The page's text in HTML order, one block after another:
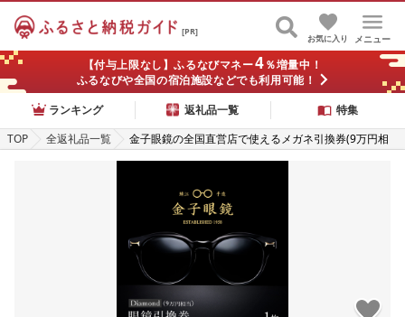
[PR]
メニュー
お気に入り
【付与上限なし】ふるなびマネー4％増量中！
ふるなびや全国の宿泊施設などでも利用可能！
ランキング
返礼品一覧
特集
TOP
全返礼品一覧
金子眼鏡の全国直営店で使えるメガネ引換券(9万円相
当) Diamond 鯖江市産眼鏡 引換券